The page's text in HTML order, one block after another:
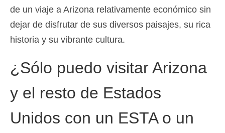
de un viaje a Arizona relativamente económico sin
dejar de disfrutar de sus diversos paisajes, su rica
historia y su vibrante cultura.
¿Sólo puedo visitar Arizona
y el resto de Estados
Unidos con un ESTA o un